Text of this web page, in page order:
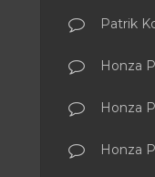
Patrik
Honza
Honza
Honza